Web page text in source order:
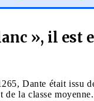
», il est
Dante était issu
de la classe